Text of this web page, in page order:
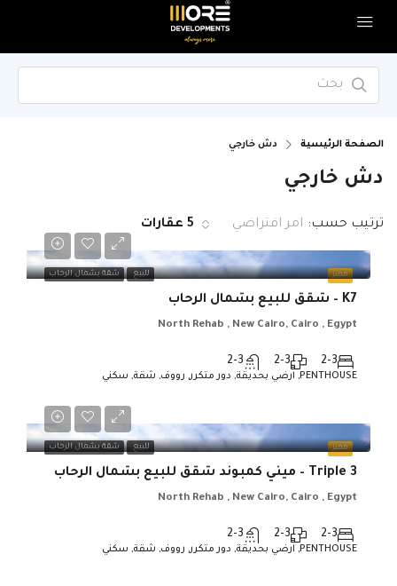
الصفحة الرئيسية دش خارجي
دش خارجي
5 عقارات ترتيب حسب: امر افتراضي
مميز للبيع شقة بشمال الرحاب
K7 – شقق للبيع بشمال الرحاب
North Rehab , New Cairo, Cairo , Egypt
2-3
2-3
2-3
PENTHOUSE, ارضي بحديقة, دور متكرر, رووف, شقة, سكني
مميز للبيع شقة بشمال الرحاب
Triple 3 – ميني كمبوند شقق للبيع بشمال الرحاب
North Rehab , New Cairo, Cairo , Egypt
2-3
2-3
2-3
PENTHOUSE, ارضي بحديقة, دور متكرر, رووف, شقة, سكني